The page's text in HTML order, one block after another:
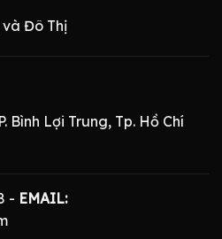
và Đô Thị
Bình Lợi Trung, Tp. Hồ Chí
- EMAIL: